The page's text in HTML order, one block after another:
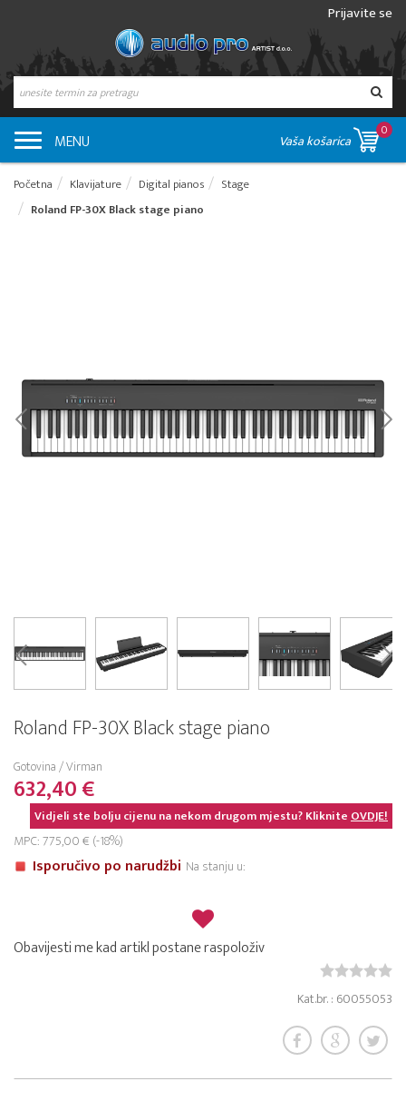
Prijavite se
MENU Vaša košarica
0
Početna Klavijature Digital pianos
Stage
Roland FP-30X Black stage piano
Roland FP-30X Black stage piano
Gotovina / Virman
632,40 €
Vidjeli ste bolju cijenu na nekom drugom mjestu? KlikniteOVDJE!
MPC: 775,00 € (-18%)
Isporučivo po narudžbi Na stanju u:
Obavijesti me kad artikl postane raspoloživ
Kat.br. : 60055053